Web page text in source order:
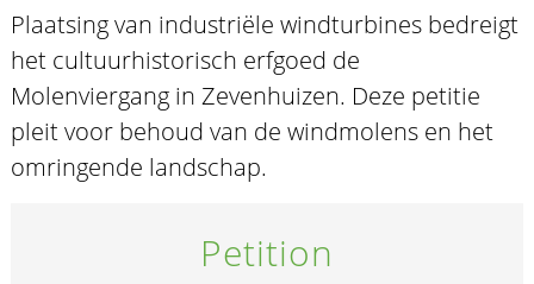
Plaatsing van industriële windturbines bedreigt
het cultuurhistorisch erfgoed de
Molenviergang in Zevenhuizen. Deze petitie
pleit voor behoud van de windmolens en het
omringende landschap.
Petition